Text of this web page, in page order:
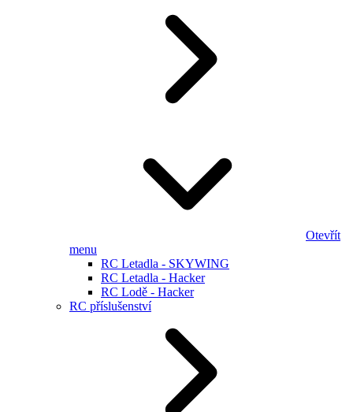
Otevřít
menu
RC Letadla - SKYWING
RC Letadla - Hacker
RC Lodě - Hacker
RC příslušenství